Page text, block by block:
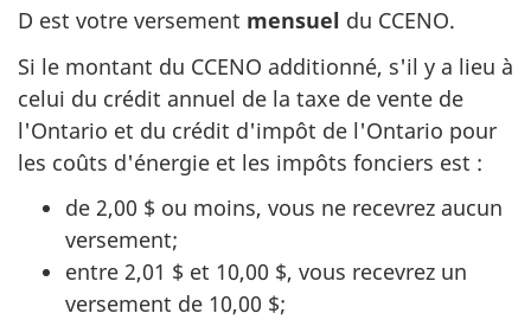
D est votre versement mensuel du CCENO.
Si le montant du CCENO additionné, s'il y a lieu à
celui du crédit annuel de la taxe de vente de
l'Ontario et du crédit d'impôt de l'Ontario pour
les coûts d'énergie et les impôts fonciers est :
de 2,00 $ ou moins, vous ne recevrez aucun
versement;
entre 2,01 $ et 10,00 $, vous recevrez un
versement de 10,00 $;